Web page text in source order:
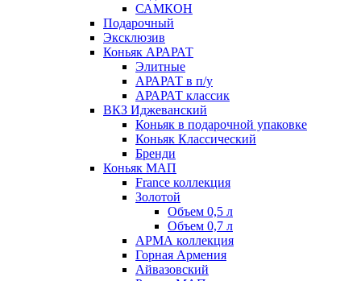
САМКОН
Подарочный
Эксклюзив
Коньяк АРАРАТ
Элитные
АРАРАТ в п/у
АРАРАТ классик
ВКЗ Иджеванский
Коньяк в подарочной упаковке
Коньяк Классический
Бренди
Коньяк МАП
France коллекция
Золотой
Объем 0,5 л
Объем 0,7 л
АРМА коллекция
Горная Армения
Айвазовский